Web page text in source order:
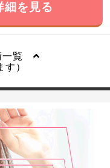
細を見る
一覧
）